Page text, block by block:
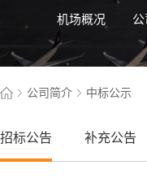
机场概况
公司简介 中标公示
招标公告 补充公告